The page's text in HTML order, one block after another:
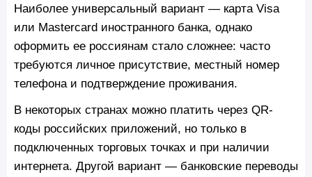
Наиболее универсальный вариант — карта Visa
или Mastercard иностранного банка, однако
оформить ее россиянам стало сложнее: часто
требуются личное присутствие, местный номер
телефона и подтверждение проживания.
В некоторых странах можно платить через QR-
коды российских приложений, но только в
подключенных торговых точках и при наличии
интернета. Другой вариант — банковские переводы